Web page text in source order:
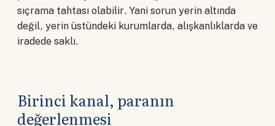
sıçrama tahtası olabilir. Yani sorun yerin altında
değil, yerin üstündeki kurumlarda, alışkanlıklarda ve
iradede saklı.
Birinci kanal, paranın
değerlenmesi